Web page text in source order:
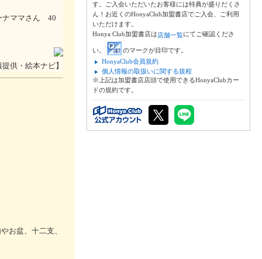
ナママさん 40
提供・絵本ナビ】
お盆、十二支、
す。ご入会いただいたお客様には特典が盛りだくさ
ん！お近くのHonyaClub加盟書店でご入会、ご利用
いただけます。
Honya Club加盟書店は店舗一覧にてご確認くださ
い。
のマークが目印です。
HonyaClub会員規約
個人情報の取扱いに関する規程
※上記は加盟書店店頭で使用できるHonyaClubカー
ドの規約です。